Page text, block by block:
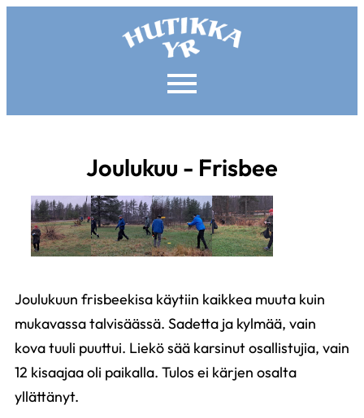
Joulukuu - Frisbee
Joulukuun frisbeekisa käytiin kaikkea muuta kuin
mukavassa talvisäässä. Sadetta ja kylmää, vain
kova tuuli puuttui. Liekö sää karsinut osallistujia, vain
12 kisaajaa oli paikalla. Tulos ei kärjen osalta
yllättänyt.